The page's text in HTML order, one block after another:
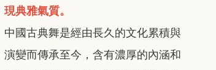
現典雅氣質。
中國古典舞是經由長久的文化累積與
演變而傳承至今，含有濃厚的內涵和